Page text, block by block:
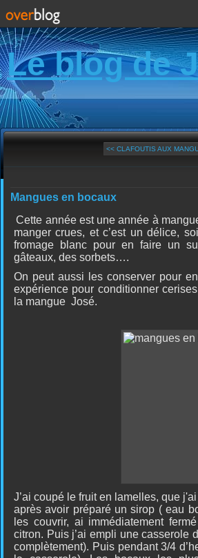
Le blog de
<< CLAFOUTIS AUX
Mangues en bocaux
Cette année est une année à
manger crues, et c’est un délice,
fromage blanc pour en faire un
gâteaux, des sorbets….
On peut aussi les conserver pour
expérience pour conditionner
la mangue José.
J’ai coupé le fruit en lamelles, que
après avoir préparé un sirop ( eau
les couvrir, ai immédiatement
citron. Puis j’ai empli une casserole
complètement). Puis pendant 3/4